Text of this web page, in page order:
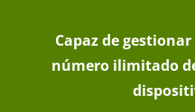
Capaz de
número ilimitado